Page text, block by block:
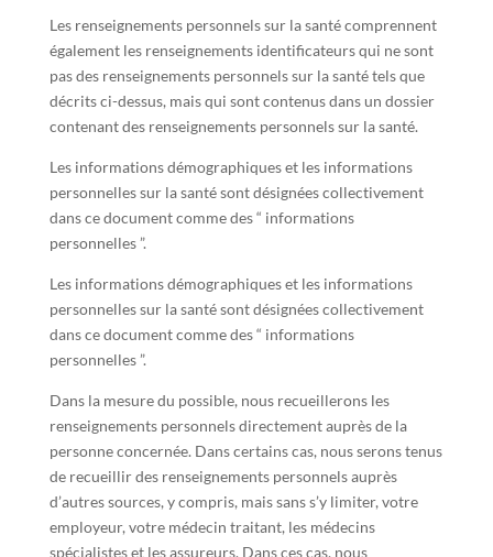
Les renseignements personnels sur la santé comprennent
également les renseignements identificateurs qui ne sont
pas des renseignements personnels sur la santé tels que
décrits ci-dessus, mais qui sont contenus dans un dossier
contenant des renseignements personnels sur la santé.
Les informations démographiques et les informations
personnelles sur la santé sont désignées collectivement
dans ce document comme des “ informations
personnelles ”.
Les informations démographiques et les informations
personnelles sur la santé sont désignées collectivement
dans ce document comme des “ informations
personnelles ”.
Dans la mesure du possible, nous recueillerons les
renseignements personnels directement auprès de la
personne concernée. Dans certains cas, nous serons tenus
de recueillir des renseignements personnels auprès
d’autres sources, y compris, mais sans s’y limiter, votre
employeur, votre médecin traitant, les médecins
spécialistes et les assureurs. Dans ces cas, nous